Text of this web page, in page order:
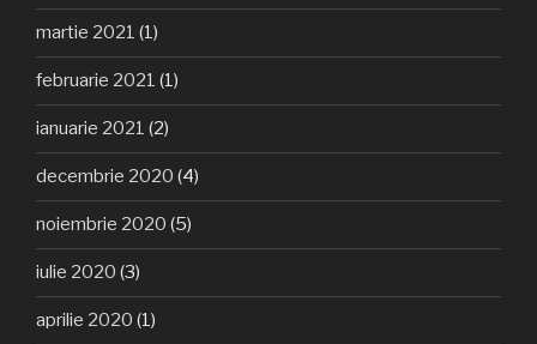
martie 2021 (1)
februarie 2021 (1)
ianuarie 2021 (2)
decembrie 2020 (4)
noiembrie 2020 (5)
iulie 2020 (3)
aprilie 2020 (1)